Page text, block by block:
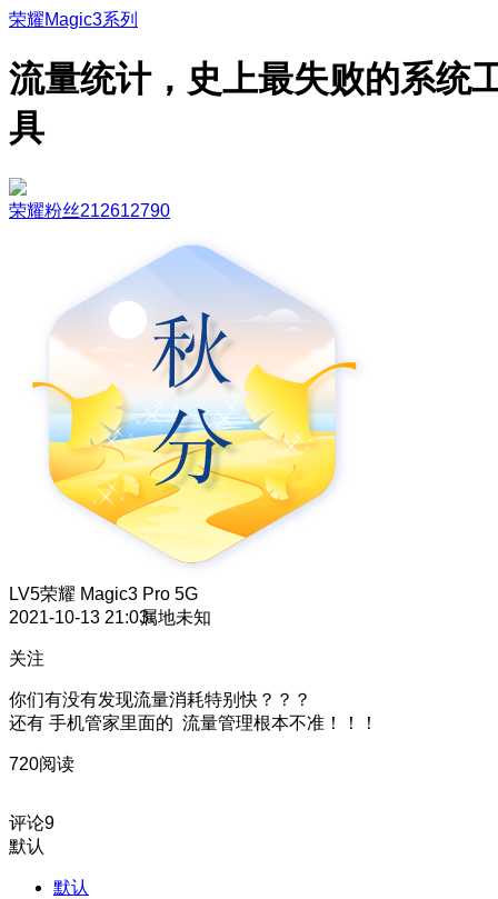
荣耀Magic3系列
流量统计，史上最失败的系统
具
荣耀粉丝212612790
LV5荣耀 Magic3 Pro 5G
2021-10-13 21:03属地未知
关注
你们有没有发现流量消耗特别快？？？
还有 手机管家里面的 流量管理根本不准！！！
720阅读
评论9
默认
默认